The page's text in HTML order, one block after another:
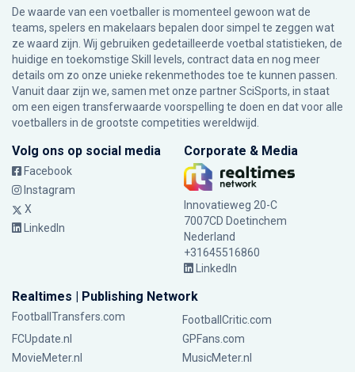
De waarde van een voetballer is momenteel gewoon wat de
teams, spelers en makelaars bepalen door simpel te zeggen wat
ze waard zijn. Wij gebruiken gedetailleerde voetbal statistieken, de
huidige en toekomstige Skill levels, contract data en nog meer
details om zo onze unieke rekenmethodes toe te kunnen passen.
Vanuit daar zijn we, samen met onze partner SciSports, in staat
om een eigen transferwaarde voorspelling te doen en dat voor alle
voetballers in de grootste competities wereldwijd.
Volg ons op social media
Facebook
Instagram
X
LinkedIn
Corporate & Media
Innovatieweg 20-C
7007CD Doetinchem
Nederland
+31645516860
LinkedIn
Realtimes | Publishing Network
FootballTransfers.com
FootballCritic.com
FCUpdate.nl
GPFans.com
MovieMeter.nl
MusicMeter.nl